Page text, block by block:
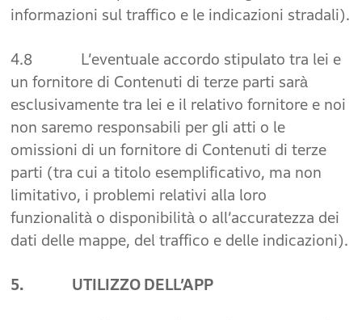
informazioni sul traffico e le indicazioni stradali).
4.8 L’eventuale accordo stipulato tra lei e
un fornitore di Contenuti di terze parti sarà
esclusivamente tra lei e il relativo fornitore e noi
non saremo responsabili per gli atti o le
omissioni di un fornitore di Contenuti di terze
parti (tra cui a titolo esemplificativo, ma non
limitativo, i problemi relativi alla loro
funzionalità o disponibilità o all’accuratezza dei
dati delle mappe, del traffico e delle indicazioni).
5. UTILIZZO DELL’APP